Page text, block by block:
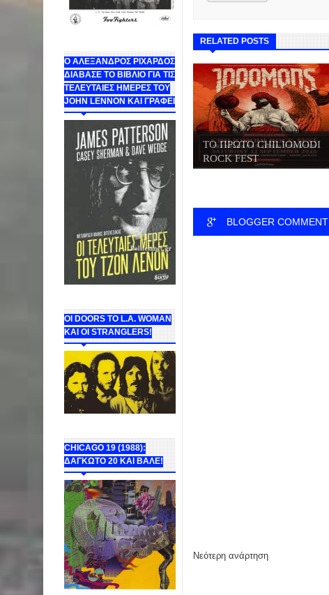
Ο ΑΛΕΞΑΝΔΡΟΣ ΡΙΧΑΡΔΟΣ
ΔΙΑΒΑΣΕ ΤΟ ΒΙΒΛΙΟ ΓΙΑ ΤΙΣ
ΤΕΛΕΥΤΑΙΕΣ ΗΜΕΡΕΣ ΤΟΥ
JOHN LENNON ΚΑΙ ΓΡΑΦΕΙ
ΟΙ DOORS ΤΟ L.A. WOMAN
KAI OI STRANGLERS!
CHICAGO 19 (1988):
ΔΑΓΚΩΤΟ 20 ΚΑΙ ΒΑΛΕ!
RELATED POSTS
ΤΟ ΠΡΩΤΟ CHILIOMODI
ROCK FEST
BLOGGER COMMENT
Νεότερη ανάρτηση